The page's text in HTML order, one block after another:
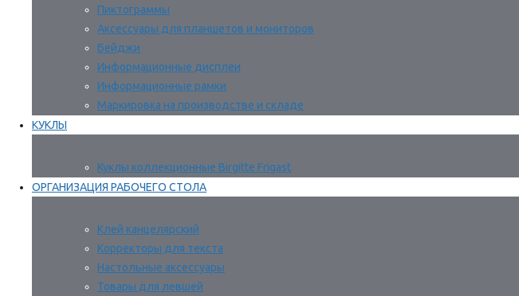
Пиктограммы
Аксессуары для планшетов и мониторов
Бейджи
Информационные дисплеи
Информационные рамки
Маркировка на производстве и складе
КУКЛЫ
Куклы коллекционные Birgitte Frigast
ОРГАНИЗАЦИЯ РАБОЧЕГО СТОЛА
Клей канцелярский
Корректоры для текста
Настольные аксессуары
Товары для левшей